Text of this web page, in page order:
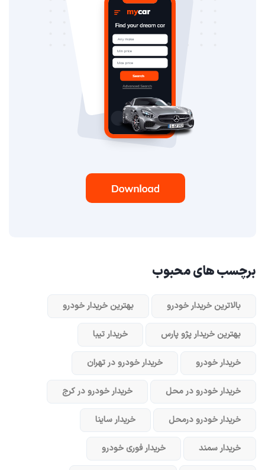
برچسب های محبوب
بالاترین خریدار خودرو بهترین خریدار خودرو
بهترین خریدار پژو پارس خریدار تیبا
خریدار خودرو خریدار خودرو در تهران
خریدار خودرو در محل خریدار خودرو در کرج
خریدار خودرو در‌محل خریدار ساینا
خریدار سمند خریدار فوری خودرو